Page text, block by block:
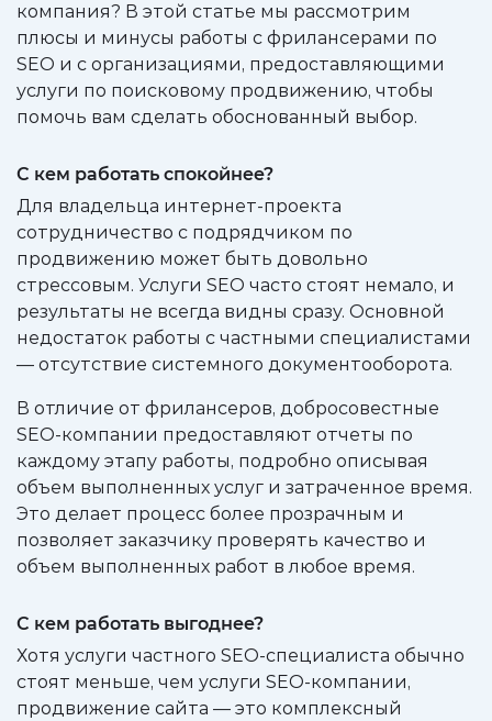
компания? В этой статье мы рассмотрим
плюсы и минусы работы с фрилансерами по
SEO и с организациями, предоставляющими
услуги по поисковому продвижению, чтобы
помочь вам сделать обоснованный выбор.
С кем работать спокойнее?
Для владельца интернет-проекта
сотрудничество с подрядчиком по
продвижению может быть довольно
стрессовым. Услуги SEO часто стоят немало, и
результаты не всегда видны сразу. Основной
недостаток работы с частными специалистами
— отсутствие системного документооборота.
В отличие от фрилансеров, добросовестные
SEO-компании предоставляют отчеты по
каждому этапу работы, подробно описывая
объем выполненных услуг и затраченное время.
Это делает процесс более прозрачным и
позволяет заказчику проверять качество и
объем выполненных работ в любое время.
С кем работать выгоднее?
Хотя услуги частного SEO-специалиста обычно
стоят меньше, чем услуги SEO-компании,
продвижение сайта — это комплексный